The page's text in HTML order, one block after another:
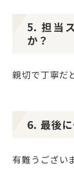
5. 担当
か？
親切で丁寧だ
6. 最後
有難うござい